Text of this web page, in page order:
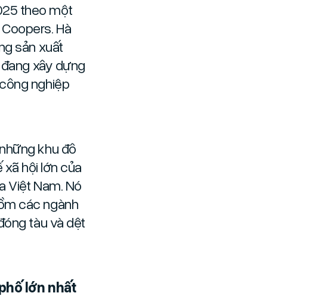
theo một
Hà
sản xuất
xây dựng
nghiệp
khu đô
hội lớn của
Việt Nam. Nó
các ngành
tàu và dệt
lớn nhất